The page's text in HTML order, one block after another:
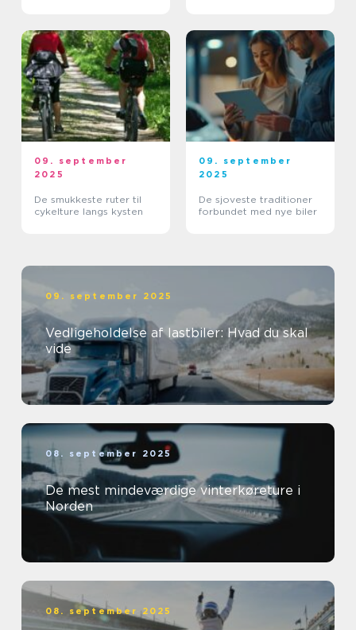
09. september
2025
De smukkeste ruter til
cykelture langs kysten
09. september
2025
De sjoveste traditioner
forbundet med nye biler
09. september 2025
Vedligeholdelse af lastbiler: Hvad du skal
vide
08. september 2025
De mest mindeværdige vinterkøreture i
Norden
08. september 2025